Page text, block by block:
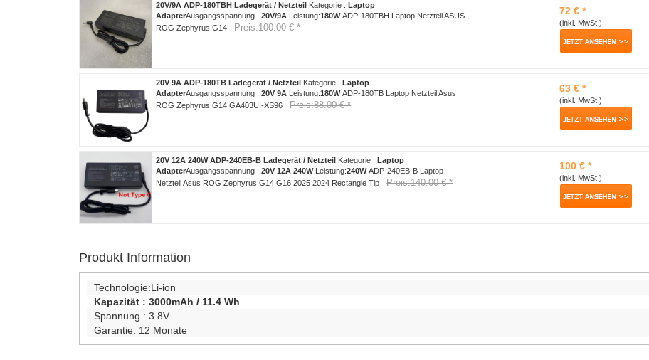
20V/9A ADP-180TBH Ladegerät / Netzteil Kategorie :Laptop
AdapterAusgangsspannung :20V/9A Leistung:180WADP-180TBH Laptop Netzteil ASUS
ROG Zephyrus G14
Preis:100.00 € *
72 € *
(inkl. MwSt.)
20V 9A ADP-180TB Ladegerät / Netzteil Kategorie :Laptop
AdapterAusgangsspannung :20V 9A Leistung:180WADP-180TB Laptop Netzteil Asus
ROG Zephyrus G14 GA403UI-XS96
Preis:88.00 € *
63 € *
(inkl. MwSt.)
20V 12A 240W ADP-240EB-B Ladegerät / Netzteil Kategorie :Laptop
AdapterAusgangsspannung :20V 12A 240WLeistung:240WADP-240EB-B Laptop
Netzteil Asus ROG Zephyrus G14 G16 2025 2024 Rectangle Tip
Preis:140.00 € *
100 € *
(inkl. MwSt.)
Produkt Information
Technologie:Li-ion
Kapazität :3000mAh / 11.4 Wh
Spannung :3.8V
Garantie: 12 Monate